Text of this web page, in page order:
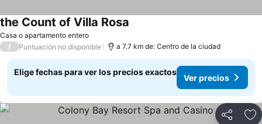
Casa o apartamento entero
the Count of Villa Rosa
/ Puntuación no disponible a 7.7 km de: Centro de la ciudad
Elige fechas para ver los precios exactos
Ver precios
Compartir